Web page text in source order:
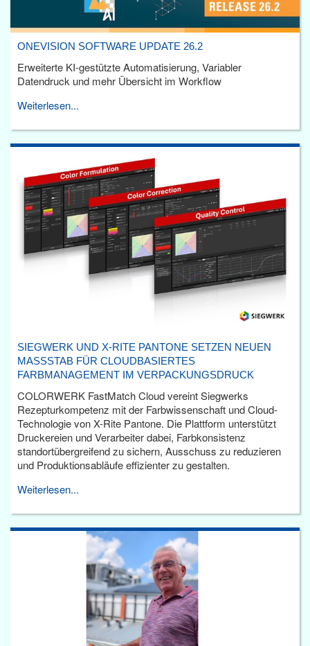
ONEVISION SOFTWARE UPDATE 26.2
Erweiterte KI-gestützte Automatisierung, Variabler
Datendruck und mehr Übersicht im Workflow
Weiterlesen...
SIEGWERK UND X-RITE PANTONE SETZEN NEUEN
MASSSTAB FÜR CLOUDBASIERTES F
ARBMANAGEMENT IM VERPACKUNGSDRUCK
COLORWERK FastMatch Cloud vereint Siegwerks
Rezepturkompetenz mit der Farbwissenschaft und Cloud-
Technologie von X-Rite Pantone. Die Plattform unterstützt
Druckereien und Verarbeiter dabei, Farbkonsistenz
standortübergreifend zu sichern, Ausschuss zu reduzieren
und Produktionsabläufe effizienter zu gestalten.
Weiterlesen...